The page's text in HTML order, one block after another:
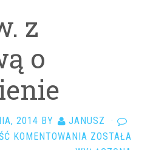
z
o
2014 BY JANUSZ
·
KOMENTOWANIA MSZA
ZOSTAŁA